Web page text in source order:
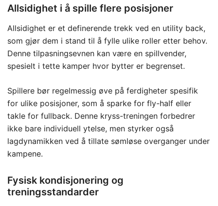
Allsidighet i å spille flere posisjoner
Allsidighet er et definerende trekk ved en utility back,
som gjør dem i stand til å fylle ulike roller etter behov.
Denne tilpasningsevnen kan være en spillvender,
spesielt i tette kamper hvor bytter er begrenset.
Spillere bør regelmessig øve på ferdigheter spesifik
for ulike posisjoner, som å sparke for fly-half eller
takle for fullback. Denne kryss-treningen forbedrer
ikke bare individuell ytelse, men styrker også
lagdynamikken ved å tillate sømløse overganger under
kampene.
Fysisk kondisjonering og
treningsstandarder